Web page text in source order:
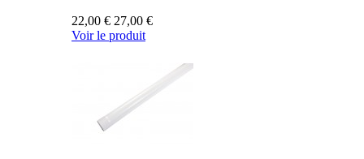
22,00 € 27,00 €
Voir le produit